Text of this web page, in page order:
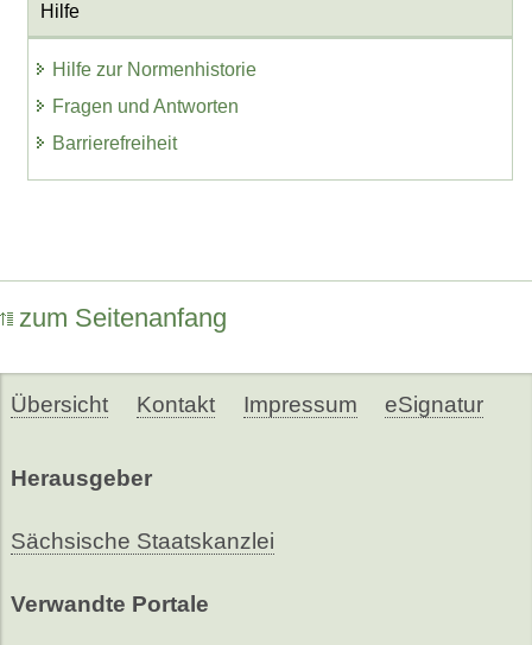
Hilfe
Hilfe zur Normenhistorie
Fragen und Antworten
Barrierefreiheit
zum Seitenanfang
Übersicht Kontakt Impressum eSignatur
Herausgeber
Sächsische Staatskanzlei
Verwandte Portale